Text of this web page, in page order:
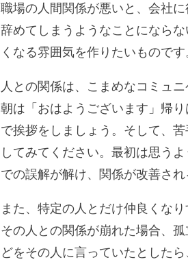
職場の人間関係が悪いと、会社
辞めてしまうようなことになら
くなる雰囲気を作りたいものです
人との関係は、こまめなコミュニ
朝は「おはようございます」帰
で挨拶をしましょう。そして、
してみてください。最初は思う
での誤解が解け、関係が改善され
また、特定の人とだけ仲良くな
その人との関係が崩れた場合、
どをその人に言っていたとした